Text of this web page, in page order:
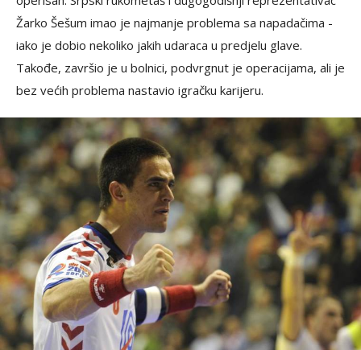
Žarko Šešum imao je najmanje problema sa napadačima -
iako je dobio nekoliko jakih udaraca u predjelu glave.
Takođe, završio je u bolnici, podvrgnut je operacijama, ali je
bez većih problema nastavio igračku karijeru.